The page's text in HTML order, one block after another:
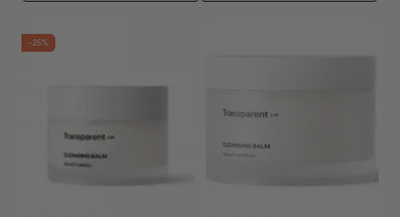
-25%